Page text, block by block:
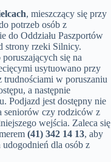
, mieszczący się przy
potrzeb osób z
do Oddziału Paszportów
strony rzeki Silnicy.
się na
usytuowano przy
w poruszaniu
a następnie
Podjazd jest dostępny nie
seniorów czy rodziców z
wejścia. Zaleca się
(41) 342 14 13, aby
dla osób z